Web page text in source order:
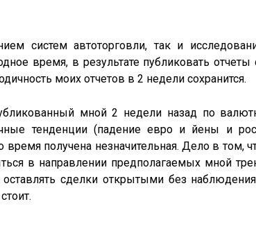
систем автоторговли, так и
время, в результате публиковать отчеты
моих отчетов в 2 недели сохранится.
мной 2 недели назад по
тенденции (падение евро и йены и
получена незначительная. Дело в том,
в направлении предполагаемых мной
сделки открытыми без